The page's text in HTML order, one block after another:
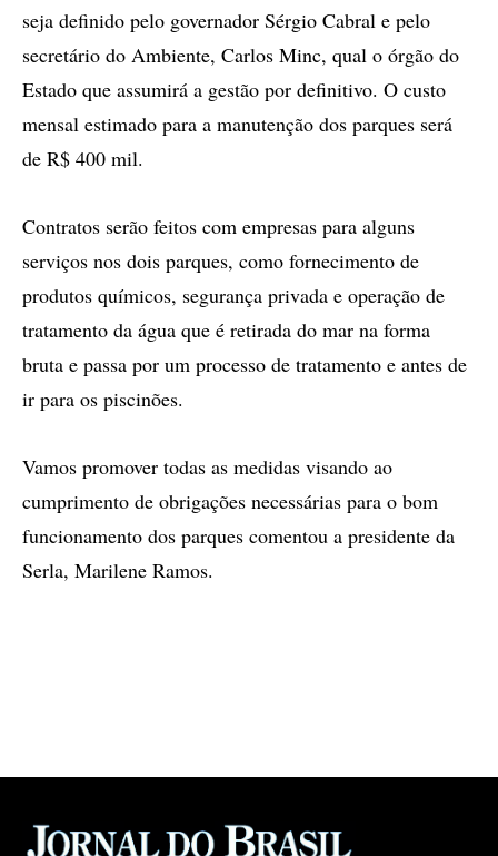
seja definido pelo governador Sérgio Cabral e pelo
secretário do Ambiente, Carlos Minc, qual o órgão do
Estado que assumirá a gestão por definitivo. O custo
mensal estimado para a manutenção dos parques será
de R$ 400 mil.
Contratos serão feitos com empresas para alguns
serviços nos dois parques, como fornecimento de
produtos químicos, segurança privada e operação de
tratamento da água que é retirada do mar na forma
bruta e passa por um processo de tratamento e antes de
ir para os piscinões.
Vamos promover todas as medidas visando ao
cumprimento de obrigações necessárias para o bom
funcionamento dos parques comentou a presidente da
Serla, Marilene Ramos.